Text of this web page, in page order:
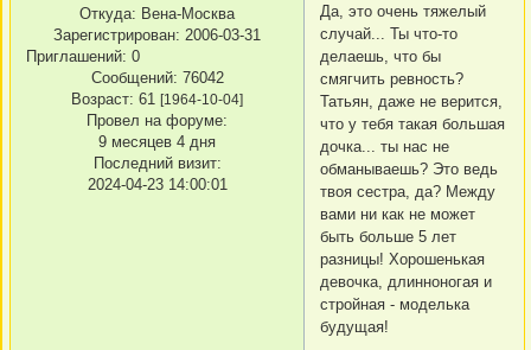
Откуда: Вена-Москва
Зарегистрирован: 2006-03-31
Приглашений: 0
Сообщений: 76042
Возраст: 61 [1964-10-04]
Провел на форуме:
9 месяцев 4 дня
Последний визит:
2024-04-23 14:00:01
Да, это очень тяжелый
случай... Ты что-то
делаешь, что бы
смягчить ревность?
Татьян, даже не верится,
что у тебя такая большая
дочка... ты нас не
обманываешь? Это ведь
твоя сестра, да? Между
вами ни как не может
быть больше 5 лет
разницы! Хорошенькая
девочка, длинноногая и
стройная - моделька
будущая!